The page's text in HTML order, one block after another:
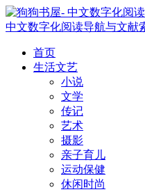
中文数字化阅读导航与文献
首页
生活文艺
小说
文学
传记
艺术
摄影
亲子育儿
运动保健
休闲时尚